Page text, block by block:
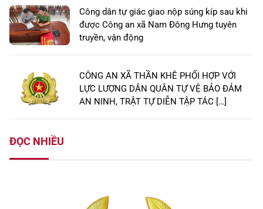
Công dân tự giác giao nộp súng kíp sau khi
được Công an xã Nam Đông Hưng tuyên
truyền, vận động
CÔNG AN XÃ THẦN KHÊ PHỐI HỢP VỚI
LỰC LƯỢNG DÂN QUÂN TỰ VỆ BẢO ĐẢM
AN NINH, TRẬT TỰ DIỄN TẬP TÁC […]
ĐỌC NHIỀU